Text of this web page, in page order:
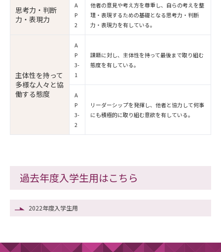
思考力・判断
力・表現力
A
P
2
他者の意見や考え方を尊重し、自らの考えを整
理・表現するための基礎となる思考力・判断
力・表現力を有している。
主体性を持って
多様な人々と協
働する態度
A
P
3-
1
課題に対し、主体性を持って最後まで取り組む
態度を有している。
A
P
3-
2
リーダーシップを発揮し、他者と協力して何事
にも積極的に取り組む意欲を有している。
過去年度入学生用はこちら
2022年度入学生用